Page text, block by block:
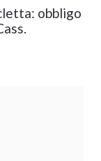
obbligo